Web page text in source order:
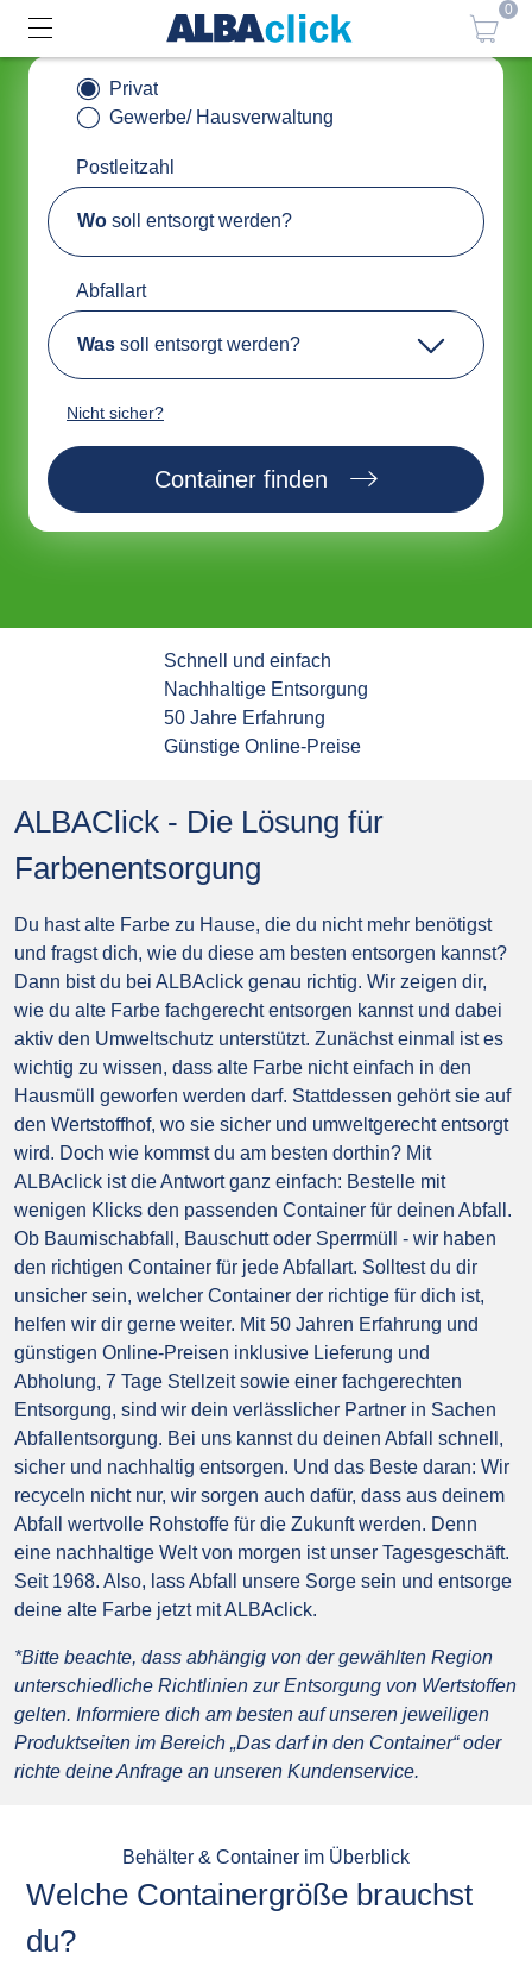
0
Privat
Gewerbe/ Hausverwaltung
Postleitzahl
Wo soll entsorgt werden?
Abfallart
Was soll entsorgt werden?
Nicht sicher?
Container finden
Schnell und einfach
Nachhaltige Entsorgung
50 Jahre Erfahrung
Günstige Online-Preise
ALBAClick - Die Lösung für
Farbenentsorgung
Du hast alte Farbe zu Hause, die du nicht mehr benötigst
und fragst dich, wie du diese am besten entsorgen kannst?
Dann bist du bei ALBAclick genau richtig. Wir zeigen dir,
wie du alte Farbe fachgerecht entsorgen kannst und dabei
aktiv den Umweltschutz unterstützt. Zunächst einmal ist es
wichtig zu wissen, dass alte Farbe nicht einfach in den
Hausmüll geworfen werden darf. Stattdessen gehört sie auf
den Wertstoffhof, wo sie sicher und umweltgerecht entsorgt
wird. Doch wie kommst du am besten dorthin? Mit
ALBAclick ist die Antwort ganz einfach: Bestelle mit
wenigen Klicks den passenden Container für deinen Abfall.
Ob Baumischabfall, Bauschutt oder Sperrmüll - wir haben
den richtigen Container für jede Abfallart. Solltest du dir
unsicher sein, welcher Container der richtige für dich ist,
helfen wir dir gerne weiter. Mit 50 Jahren Erfahrung und
günstigen Online-Preisen inklusive Lieferung und
Abholung, 7 Tage Stellzeit sowie einer fachgerechten
Entsorgung, sind wir dein verlässlicher Partner in Sachen
Abfallentsorgung. Bei uns kannst du deinen Abfall schnell,
sicher und nachhaltig entsorgen. Und das Beste daran: Wir
recyceln nicht nur, wir sorgen auch dafür, dass aus deinem
Abfall wertvolle Rohstoffe für die Zukunft werden. Denn
eine nachhaltige Welt von morgen ist unser Tagesgeschäft.
Seit 1968. Also, lass Abfall unsere Sorge sein und entsorge
deine alte Farbe jetzt mit ALBAclick.
*Bitte beachte, dass abhängig von der gewählten Region
unterschiedliche Richtlinien zur Entsorgung von Wertstoffen
gelten. Informiere dich am besten auf unseren jeweiligen
Produktseiten im Bereich „Das darf in den Container“ oder
richte deine Anfrage an unseren Kundenservice.
Behälter & Container im Überblick
Welche Containergröße brauchst
du?